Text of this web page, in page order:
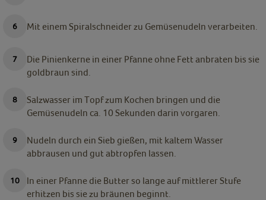
Mit einem Spiralschneider zu Gemüsenudeln verarbeiten.
Die Pinienkerne in einer Pfanne ohne Fett anbraten bis sie
goldbraun sind.
Salzwasser im Topf zum Kochen bringen und die
Gemüsenudeln ca. 10 Sekunden darin vorgaren.
Nudeln durch ein Sieb gießen, mit kaltem Wasser
abbrausen und gut abtropfen lassen.
In einer Pfanne die Butter so lange auf mittlerer Stufe
erhitzen bis sie zu bräunen beginnt.